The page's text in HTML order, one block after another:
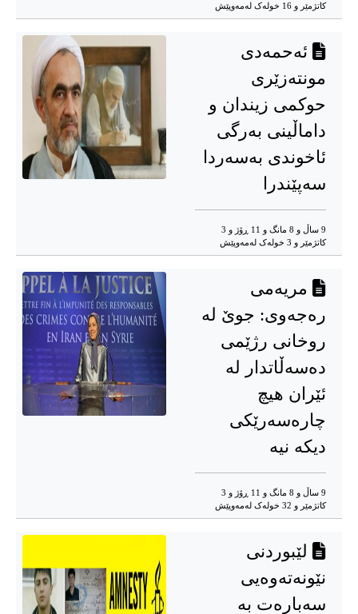
کاتژمێر و 16 خوله‌ک له‌مه‌وپێش‌
ئەحمەدی
مونتەزێری
حوکمی زیندان و
داماڵینی بەرگی
ئاخوندی بەسەردا
سەپێندرا
9 ساڵ و 8 مانگ و 11 ڕۆژ و 3
کاتژمێر و 3 خوله‌ک له‌مه‌وپێش‌
مریەمی
رەجەوی: جوێ لە
روخانی رژێمی
دەسەڵاتدار لە
ئێران هیچ
چارەسەرێکی
دیکە نیە
9 ساڵ و 8 مانگ و 11 ڕۆژ و 3
کاتژمێر و 32 خوله‌ک له‌مه‌وپێش‌
لێبوردنی
نێونەتەوەیی
سەبارەت بە